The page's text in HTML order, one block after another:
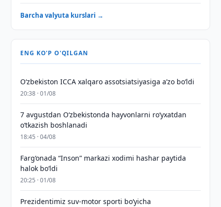
Barcha valyuta kurslari →
ENG KO'P O'QILGAN
O‘zbekiston ICCA xalqaro assotsiatsiyasiga aʼzo bo‘ldi
20:38 · 01/08
7 avgustdan O‘zbekistonda hayvonlarni ro‘yxatdan
o‘tkazish boshlanadi
18:45 · 04/08
Farg‘onada “Inson” markazi xodimi hashar paytida
halok bo‘ldi
20:25 · 01/08
Prezidentimiz suv-motor sporti bo‘yicha